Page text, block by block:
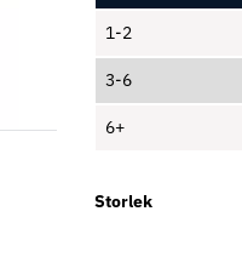
1-2
3-6
6+
Storlek